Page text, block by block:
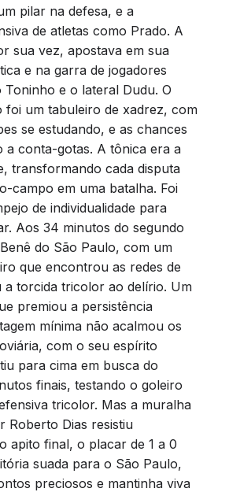
pilar na defesa, e a
de atletas como Prado. A
sua vez, apostava em sua
e na garra de jogadores
e o lateral Dudu. O
foi um tabuleiro de xadrez, com
se estudando, e as chances
a conta-gotas. A tônica era a
transformando cada disputa
campo em uma batalha. Foi
de individualidade para
Aos 34 minutos do segundo
do São Paulo, com um
que encontrou as redes de
a torcida tricolor ao delírio. Um
premiou a persistência
mínima não acalmou os
com o seu espírito
para cima em busca do
finais, testando o goleiro
tricolor. Mas a muralha
Roberto Dias resistiu
apito final, o placar de 1 a 0
suada para o São Paulo,
preciosos e mantinha viva